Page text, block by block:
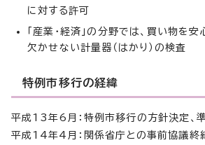
に対する許可
「産業・経済」の分野では、買い物を
欠かせない計量器（はかり）の検査
特例市移行の経緯
平成13年6月：特例市移行の方針決定、
平成14年4月：関係省庁との事前協議終